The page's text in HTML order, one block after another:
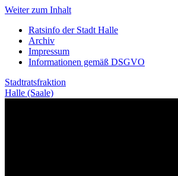
Weiter zum Inhalt
Ratsinfo der Stadt Halle
Archiv
Impressum
Informationen gemäß DSGVO
Stadtratsfraktion
Halle (Saale)